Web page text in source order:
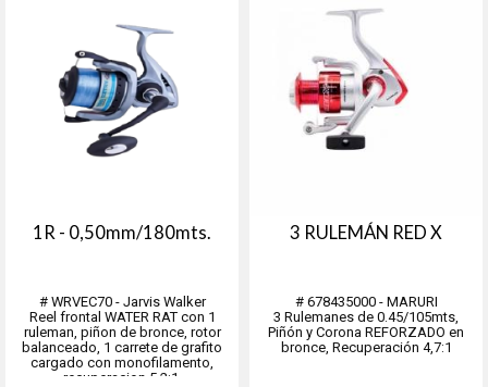
1R - 0,50mm/180mts.
# WRVEC70 - Jarvis Walker
Reel frontal WATER RAT con 1
ruleman, piñon de bronce, rotor
balanceado, 1 carrete de grafito
cargado con monofilamento,
recuperacion 5.2:1.
3 RULEMÁN RED X
# 678435000 - MARURI
3 Rulemanes de 0.45/105mts,
Piñón y Corona REFORZADO en
bronce, Recuperación 4,7:1